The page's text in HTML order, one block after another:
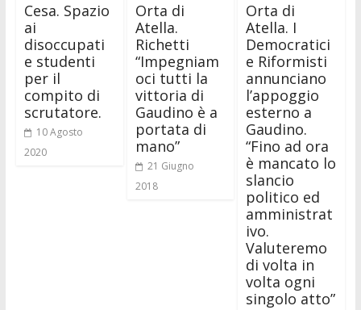
Cesa. Spazio
ai
disoccupati
e studenti
per il
compito di
scrutatore.
10 Agosto
2020
Orta di
Atella.
Richetti
“Impegniam
oci tutti la
vittoria di
Gaudino è a
portata di
mano”
21 Giugno
2018
Orta di
Atella. I
Democratici
e Riformisti
annunciano
l’appoggio
esterno a
Gaudino.
“Fino ad ora
è mancato lo
slancio
politico ed
amministrat
ivo.
Valuteremo
di volta in
volta ogni
singolo atto”